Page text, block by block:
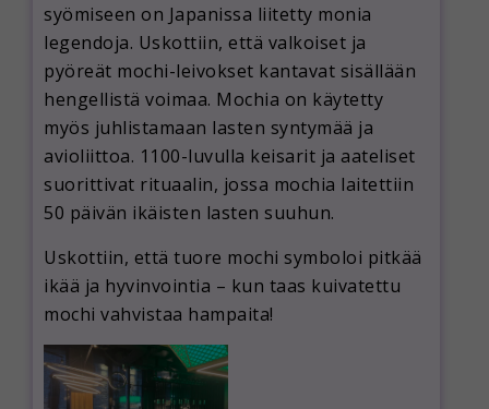
syömiseen on Japanissa liitetty monia
legendoja. Uskottiin, että valkoiset ja
pyöreät mochi-leivokset kantavat sisällään
hengellistä voimaa. Mochia on käytetty
myös juhlistamaan lasten syntymää ja
avioliittoa. 1100-luvulla keisarit ja aateliset
suorittivat rituaalin, jossa mochia laitettiin
50 päivän ikäisten lasten suuhun.
Uskottiin, että tuore mochi symboloi pitkää
ikää ja hyvinvointia – kun taas kuivatettu
mochi vahvistaa hampaita!